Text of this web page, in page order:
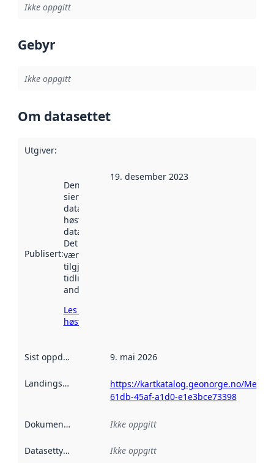
Ikke oppgitt
Gebyr
Ikke oppgitt
Om datasettet
Utgiver:
Publisert:
Denne datoen
sier når
datasettet ble
høstet av
data.norge.no.
Det kan ha
vært
tilgjengelig
tidligere
andre steder.
Les mer om
høsting her
19. desember 2023
Sist oppdatert 9. mai 2026
Landingsside
https://kartkatalog.geonorge.no/
61db-45af-a1d0-e1e3bce73398
Dokumentasjon Ikke oppgitt
Datasettype Ikke oppgitt